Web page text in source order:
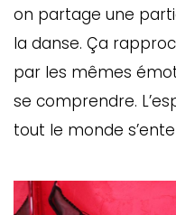
on partage une
la danse. Ça
par les mêmes
se comprendre.
tout le monde